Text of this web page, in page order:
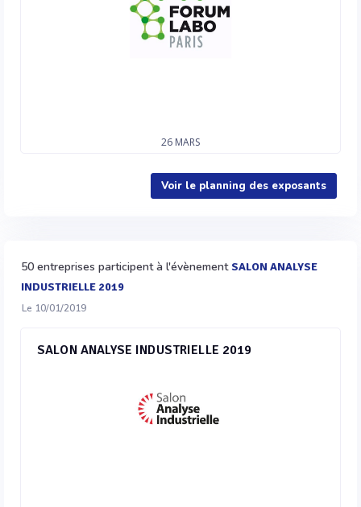
26 MARS
Voir le planning des exposants
50 entreprises participent à l'évènement SALON ANALYSE
INDUSTRIELLE 2019
Le 10/01/2019
SALON ANALYSE INDUSTRIELLE 2019